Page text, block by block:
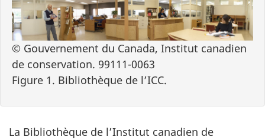
© Gouvernement du Canada, Institut canadien
de conservation. 99111-0063
Figure 1. Bibliothèque de l’ICC.
La Bibliothèque de l’Institut canadien de